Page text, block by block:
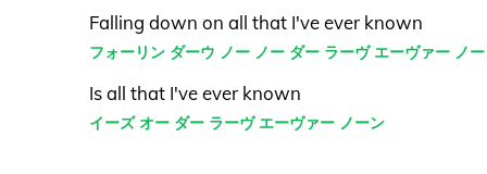
Falling down on all that I've ever known
フォーリン ダーウ ノー ノー ダー ラーヴ エーヴァー ノ
Is all that I've ever known
イーズ オー ダー ラーヴ エーヴァー ノーン